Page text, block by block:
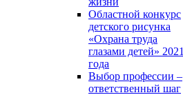
Областной конкурс
детского рисунка
«Охрана труда
глазами детей» 2021
года
Выбор профессии –
ответственный шаг